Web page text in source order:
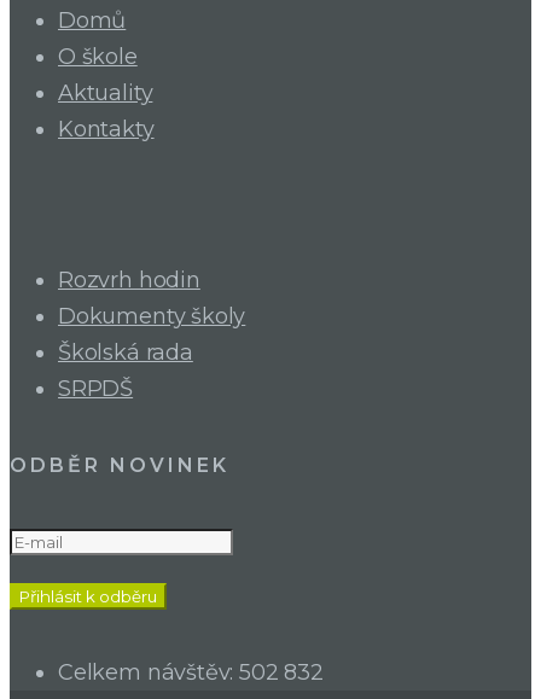
Domů
O škole
Aktuality
Kontakty
Rozvrh hodin
Dokumenty školy
Školská rada
SRPDŠ
ODBĚR NOVINEK
Celkem návštěv:502 832